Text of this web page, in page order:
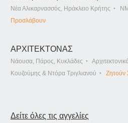
Νέα Αλικαρνασσός, Ηράκλειο Κρήτης
Προσλάβουν
ΑΡΧΙΤΕΚΤΟΝΑΣ
Νάουσα, Πάρος, Κυκλάδες
Κουζούμης & Ντόρα Τριγλιανού
Ζητούν
Δείτε όλες τις αγγελίες